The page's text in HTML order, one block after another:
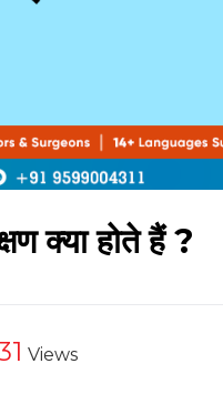
क्या होते हैं ?
Views